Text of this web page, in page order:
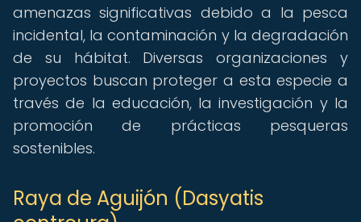
amenazas significativas debido a la pesca
incidental, la contaminación y la degradación
de su hábitat. Diversas organizaciones y
proyectos buscan proteger a esta especie a
través de la educación, la investigación y la
promoción de prácticas pesqueras
sostenibles.
Raya de Aguijón (Dasyatis